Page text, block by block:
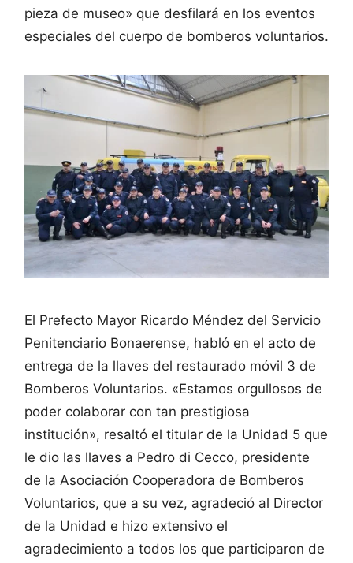
pieza de museo» que desfilará en los eventos
especiales del cuerpo de bomberos voluntarios.
El Prefecto Mayor Ricardo Méndez del Servicio
Penitenciario Bonaerense, habló en el acto de
entrega de la llaves del restaurado móvil 3 de
Bomberos Voluntarios. «Estamos orgullosos de
poder colaborar con tan prestigiosa
institución», resaltó el titular de la Unidad 5 que
le dio las llaves a Pedro di Cecco, presidente
de la Asociación Cooperadora de Bomberos
Voluntarios, que a su vez, agradeció al Director
de la Unidad e hizo extensivo el
agradecimiento a todos los que participaron de